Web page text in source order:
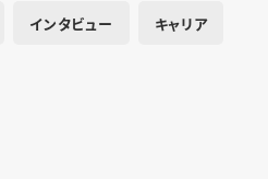
インタビュー キャリア